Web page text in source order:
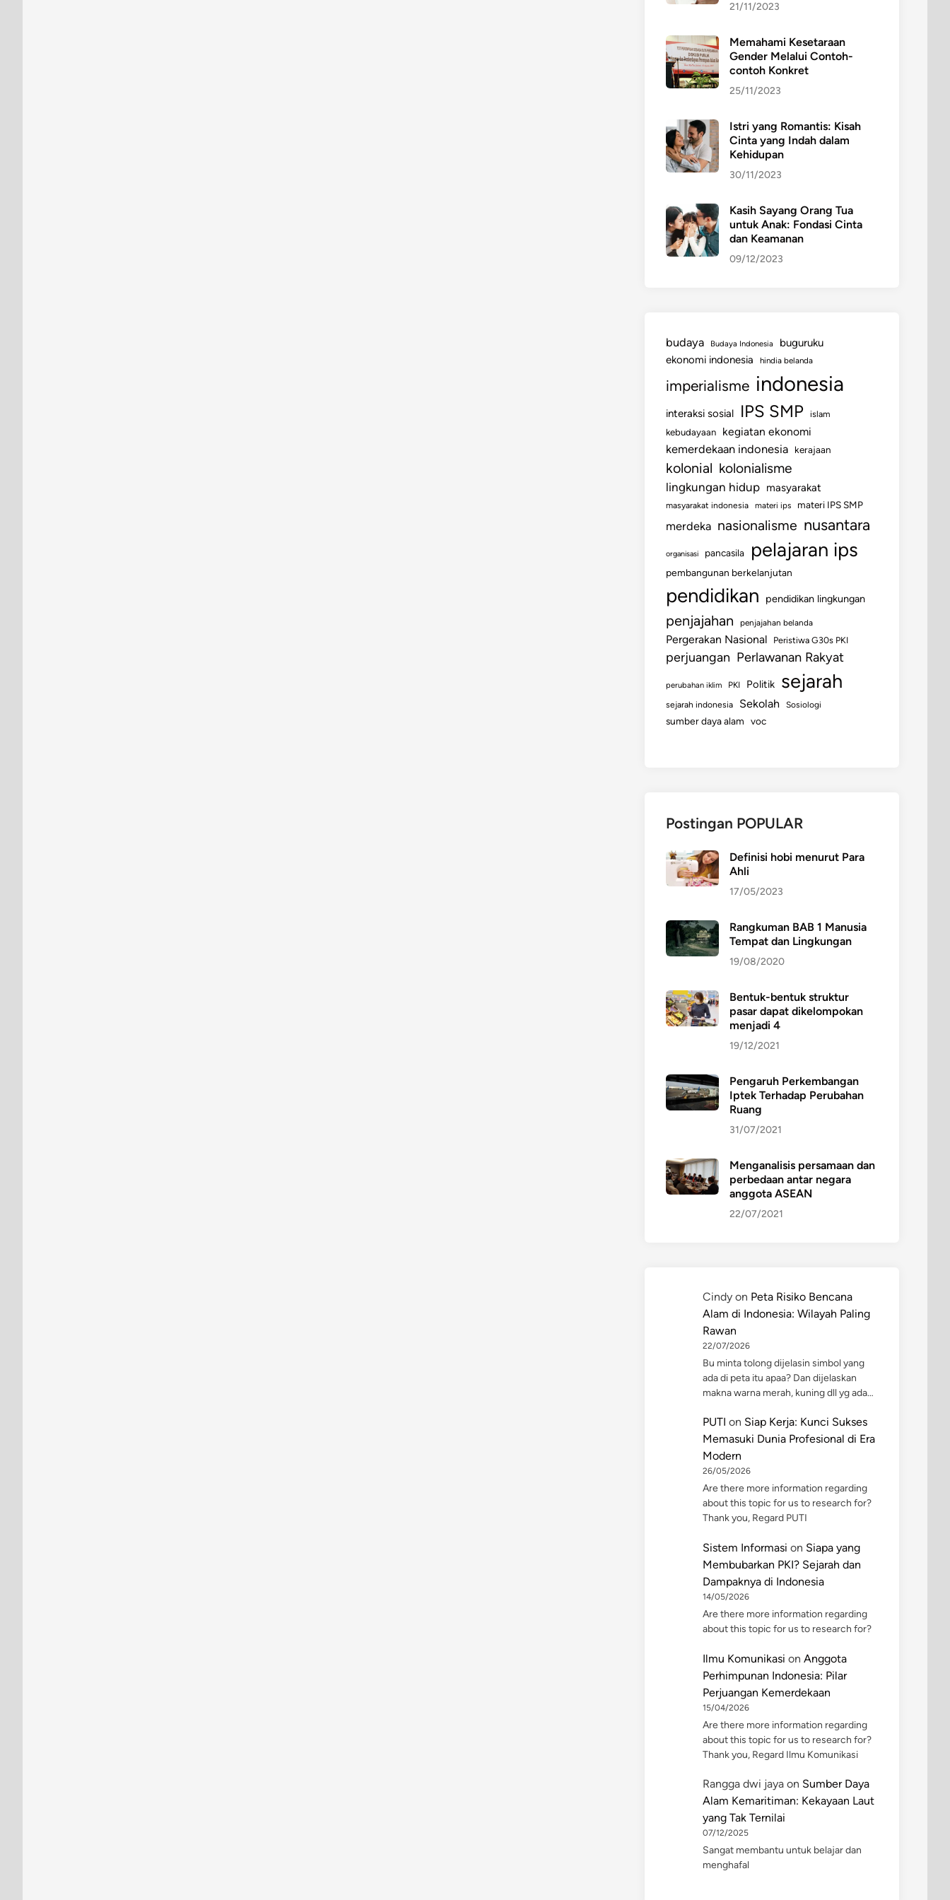
21/11/2023
Memahami Kesetaraan
Gender Melalui Contoh-
contoh Konkret
25/11/2023
Istri yang Romantis: Kisah
Cinta yang Indah dalam
Kehidupan
30/11/2023
Kasih Sayang Orang Tua
untuk Anak: Fondasi Cinta
dan Keamanan
09/12/2023
budaya Budaya Indonesia
buguruku
ekonomi indonesia
hindia belanda
imperialisme indonesia
interaksi sosial IPS SMP
islam
kebudayaan
kegiatan ekonomi
kemerdekaan indonesia kerajaan
kolonial kolonialisme
lingkungan hidup masyarakat
masyarakat indonesia materi ips materi IPS SMP
merdeka nasionalisme nusantara
organisasi pancasila pelajaran ips
pembangunan berkelanjutan
pendidikan pendidikan lingkungan
penjajahan penjajahan belanda
Pergerakan Nasional Peristiwa G30s PKI
perjuangan Perlawanan Rakyat
perubahan iklim PKI Politik sejarah
sejarah indonesia Sekolah Sosiologi
sumber daya alam voc
Postingan POPULAR
Definisi hobi menurut Para
Ahli
17/05/2023
Rangkuman BAB 1 Manusia
Tempat dan Lingkungan
19/08/2020
Bentuk-bentuk struktur
pasar dapat dikelompokan
menjadi 4
19/12/2021
Pengaruh Perkembangan
Iptek Terhadap Perubahan
Ruang
31/07/2021
Menganalisis persamaan dan
perbedaan antar negara
anggota ASEAN
22/07/2021
Cindy on Peta Risiko Bencana
Alam di Indonesia: Wilayah Paling
Rawan
22/07/2026
Bu minta tolong dijelasin simbol yang
ada di peta itu apaa? Dan dijelaskan
makna warna merah, kuning dll yg ada…
PUTI on Siap Kerja: Kunci Sukses
Memasuki Dunia Profesional di Era
Modern
26/05/2026
Are there more information regarding
about this topic for us to research for?
Thank you, Regard PUTI
Sistem Informasi on Siapa yang
Membubarkan PKI? Sejarah dan
Dampaknya di Indonesia
14/05/2026
Are there more information regarding
about this topic for us to research for?
Ilmu Komunikasi on Anggota
Perhimpunan Indonesia: Pilar
Perjuangan Kemerdekaan
15/04/2026
Are there more information regarding
about this topic for us to research for?
Thank you, Regard Ilmu Komunikasi
Rangga dwi jaya on Sumber Daya
Alam Kemaritiman: Kekayaan Laut
yang Tak Ternilai
07/12/2025
Sangat membantu untuk belajar dan
menghafal